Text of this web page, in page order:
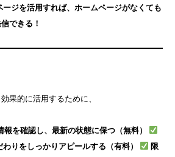
ジを活用すれば、ホームページがなくても
できる！
果的に活用するために、
を確認し、最新の状態に保つ（無料）
りをしっかりアピールする（有料）
限